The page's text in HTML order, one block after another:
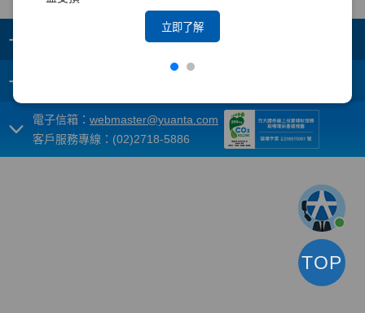
立即了解
+
+
電子信箱： webmaster@yuanta.com
客戶服務專線：(02)2718-5886
TOP